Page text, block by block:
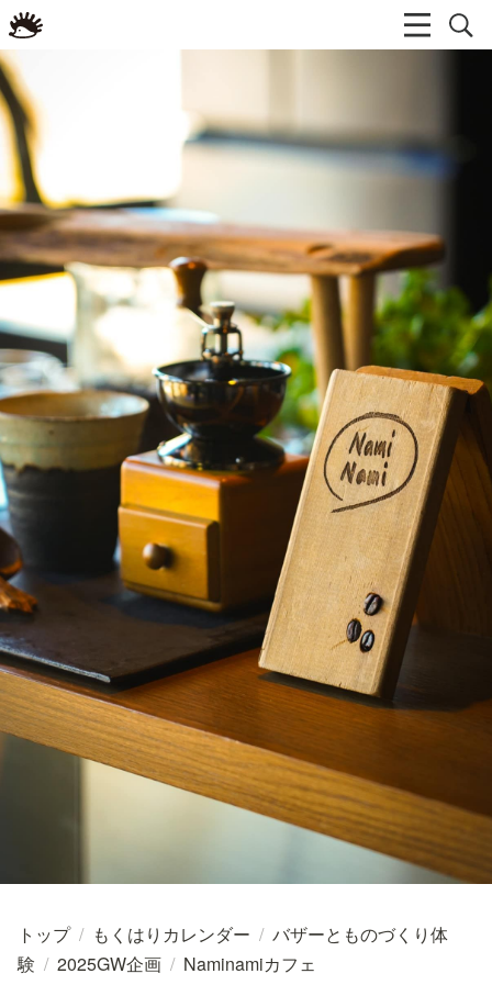
トップ / もくはりカレンダー / バザーとものづくり体
験 / 2025GW企画 / Naminamiカフェ